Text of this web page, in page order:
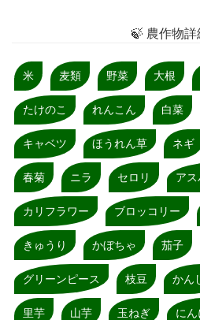
🍃 農作物詳
米 麦類 野菜 大根
たけのこ れんこん 白菜
キャベツ ほうれん草 ネギ
春菊 ニラ セロリ アス
カリフラワー ブロッコリー
きゅうり かぼちゃ 茄子
グリーンピース 枝豆 かん
里芋 山芋 玉ねぎ にん